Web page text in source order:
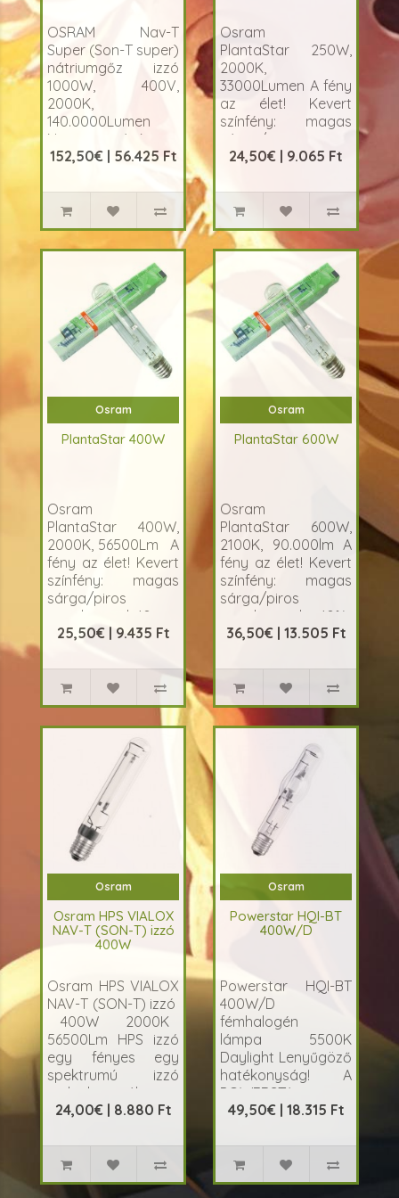
OSRAM Nav-T
Super (Son-T super)
nátriumgőz izzó
1000W, 400V,
2000K,
140.0000Lumen
Nagynyomású
nátriumgőz lámpa
kibocsátás a
virágzáshoz.
Rendk..
152,50€ | 56.425 Ft
Osram
PlantaStar 250W,
2000K,
33000Lumen A fény
az élet! Kevert
színfény: magas
sárga/piros
tartalommal, 40%..
24,50€ | 9.065 Ft
Osram
PlantaStar 400W
Osram
PlantaStar 400W,
2000K, 56500Lm A
fény az élet! Kevert
színfény: magas
sárga/piros
tartalommal, 40..
25,50€ | 9.435 Ft
Osram
PlantaStar 600W
Osram
PlantaStar 600W,
2100K, 90.000lm A
fény az élet! Kevert
színfény: magas
sárga/piros
tartalommal, 40%-
kal meg..
36,50€ | 13.505 Ft
Osram
Osram HPS VIALOX
NAV-T (SON-T) izzó
400W
Osram HPS VIALOX
NAV-T (SON-T) izzó
400W 2000K
56500Lm HPS izzó
egy fényes egy
spektrumú izzó
mely használata a
virágzási
ajánlott. Nagy t..
24,00€ | 8.880 Ft
Osram
Powerstar HQI-BT
400W/D
Powerstar HQI-BT
400W/D
fémhalogén
lámpa 5500K
Daylight Lenyűgöző
hatékonyság! A
POWERSTA..
49,50€ | 18.315 Ft